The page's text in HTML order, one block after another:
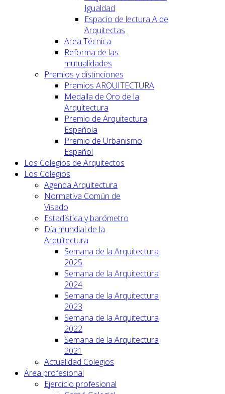
Igualdad
Espacio de lectura A de
Arquitectas
Area Técnica
Reforma de las
mutualidades
Premios y distinciones
Premios ARQUITECTURA
Medalla de Oro de la
Arquitectura
Premio de Arquitectura
Española
Premio de Urbanismo
Español
Los Colegios de Arquitectos
Los Colegios
Agenda Arquitectura
Normativa Común de
Visado
Estadística y barómetro
Día mundial de la
Arquitectura
Semana de la Arquitectura
2025
Semana de la Arquitectura
2024
Semana de la Arquitectura
2023
Semana de la Arquitectura
2022
Semana de la Arquitectura
2021
Actualidad Colegios
Área profesional
Ejercicio profesional